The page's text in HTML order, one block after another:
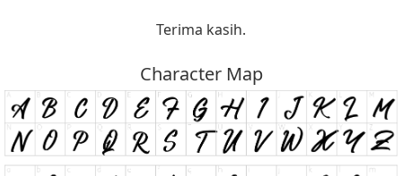
Terima kasih.
Character Map